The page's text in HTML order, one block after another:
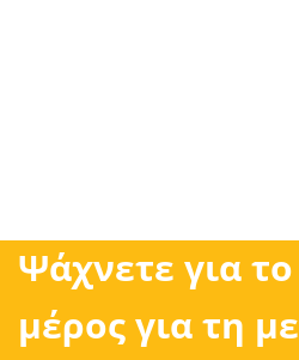
Ψάχνετε για
μέρος για τη